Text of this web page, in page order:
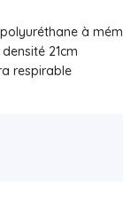
à
21cm
respirable